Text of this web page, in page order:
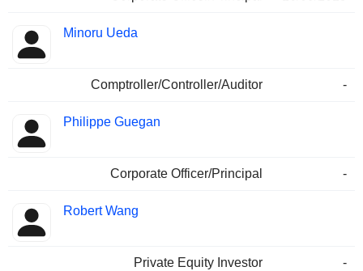
Minoru Ueda
Comptroller/Controller/Auditor -
Philippe Guegan
Corporate Officer/Principal -
Robert Wang
Private Equity Investor -